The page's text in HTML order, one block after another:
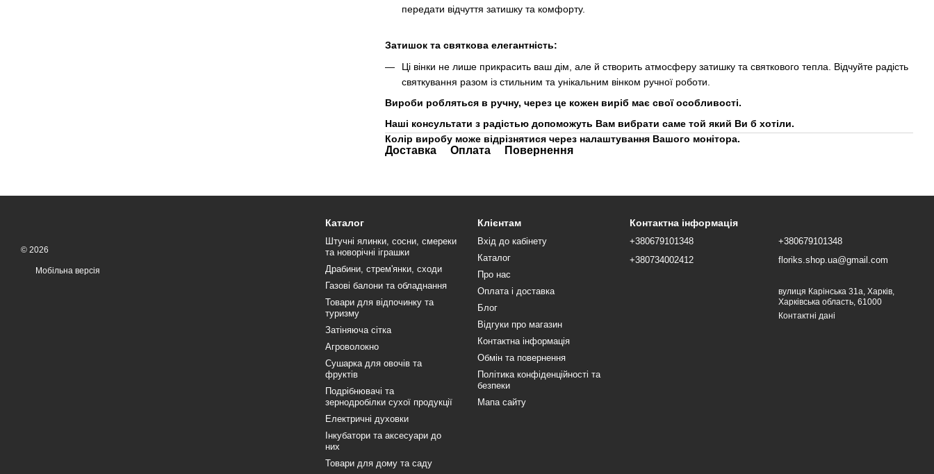
передати відчуття затишку та комфорту.
Затишок та святкова елегантність:
Ці вінки не лише прикрасить ваш дім, але й створить атмосферу затишку та святкового тепла. Відчуйте радість
святкування разом із стильним та унікальним вінком ручної роботи.
Вироби робляться в ручну, через це кожен виріб має свої особливості.
Наші консультати з радістью допоможуть Вам вибрати саме той який Ви б хотіли.
Колір виробу може відрізнятися через налаштування Вашого монітора.
Доставка Оплата Повернення
© 2026
Мобільна версія
Каталог
Штучні ялинки, сосни, смереки
та новорічні іграшки
Драбини, стрем'янки, сходи
Газові балони та обладнання
Товари для відпочинку та
туризму
Затіняюча сітка
Агроволокно
Сушарка для овочів та
фруктів
Подрібнювачі та
зернодробілки сухої продукції
Електричні духовки
Інкубатори та аксесуари до
них
Товари для дому та саду
Клієнтам
Вхід до кабінету
Каталог
Про нас
Оплата і доставка
Блог
Відгуки про магазин
Контактна інформація
Обмін та повернення
Політика конфіденційності та
безпеки
Мапа сайту
Контактна інформація
+380679101348
+380734002412
+380679101348
floriks.shop.ua@gmail.com
вулиця Карінська 31а, Харків,
Харківська область, 61000
Контактні дані